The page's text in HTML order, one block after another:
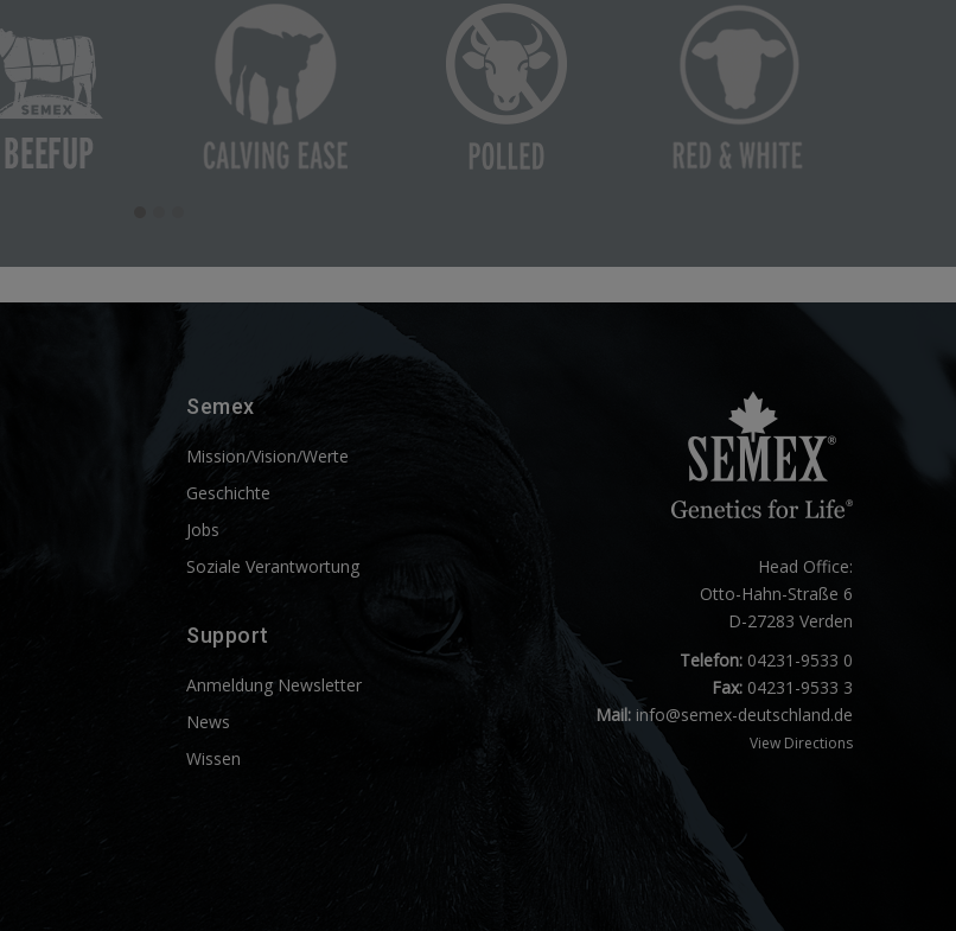
Semex
Mission/Vision/Werte
Geschichte
Jobs
Soziale Verantwortung
Support
Anmeldung Newsletter
News
Wissen
Head Office:
Otto-Hahn-Straße 6
D-27283 Verden
Telefon:04231-9533 0
Fax:04231-9533 3
Mail: info@semex-deutschland.de
View Directions